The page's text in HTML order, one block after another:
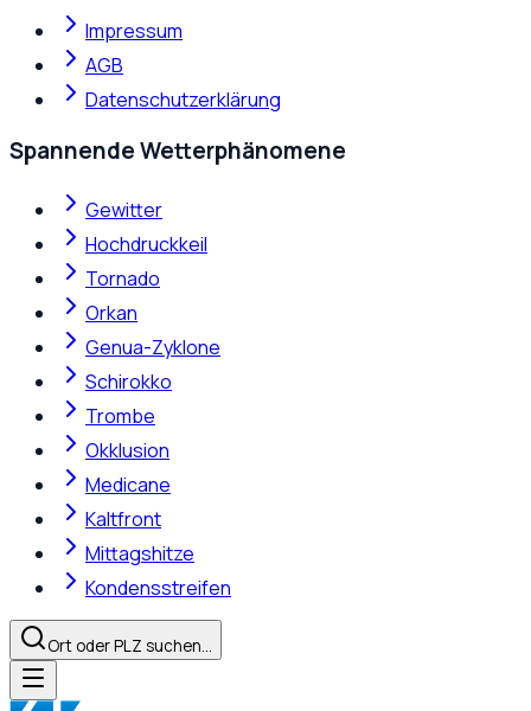
Impressum
AGB
Datenschutzerklärung
Spannende Wetterphänomene
Gewitter
Hochdruckkeil
Tornado
Orkan
Genua-Zyklone
Schirokko
Trombe
Okklusion
Medicane
Kaltfront
Mittagshitze
Kondensstreifen
Ort oder PLZ suchen…